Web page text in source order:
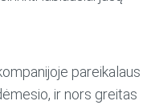
pareikalaus
ir nors greitas